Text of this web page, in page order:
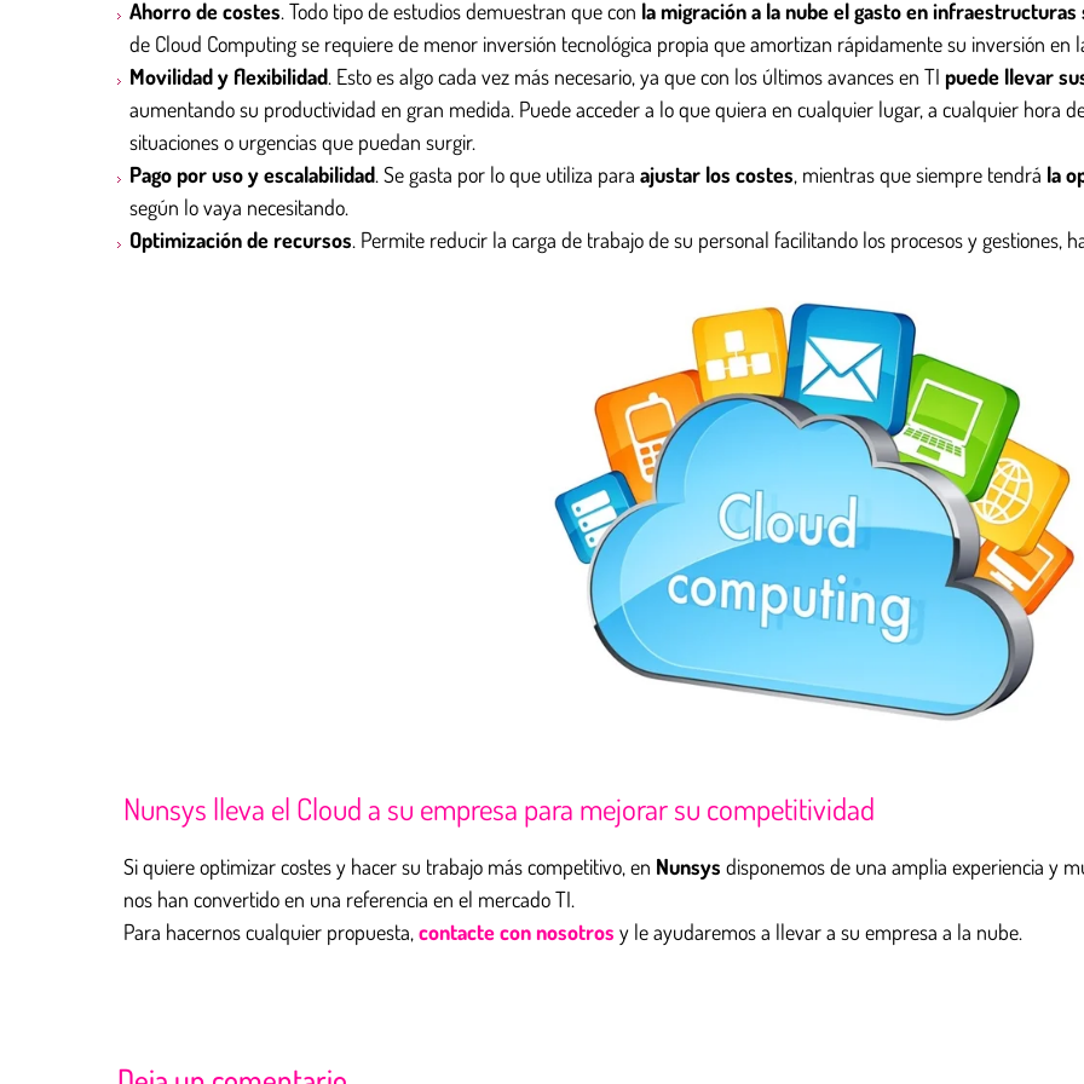
Ahorro de costes. Todo tipo de estudios demuestran que con la migración a la nube el gasto en
de Cloud Computing se requiere de menor inversión tecnológica propia que amortizan rápidamente su inversión en
Movilidad y flexibilidad. Esto es algo cada vez más necesario, ya que con los últimos avances en TI puede llevar
aumentando su productividad en gran medida. Puede acceder a lo que quiera en cualquier lugar, a cualquier hora
situaciones o urgencias que puedan surgir.
Pago por uso y escalabilidad. Se gasta por lo que utiliza para ajustar los costes, mientras que siempre tendrá la
según lo vaya necesitando.
Optimización de recursos. Permite reducir la carga de trabajo de su personal facilitando los procesos y gestiones,
Nunsys lleva el Cloud a su empresa para mejorar su competitividad
Si quiere optimizar costes y hacer su trabajo más competitivo, en Nunsys disponemos de una amplia experiencia y
nos han convertido en una referencia en el mercado TI.
Para hacernos cualquier propuesta, contacte con nosotros y le ayudaremos a llevar a su empresa a la nube.